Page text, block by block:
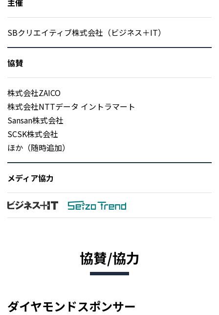
主催
SBクリエイティブ株式会社（ビジネス＋IT）
協賛
株式会社ZAICO
株式会社NTTデータ イントラマート
Sansan株式会社
SCSK株式会社
ほか（随時追加）
メディア協力
協賛/協力
ダイヤモンドスポンサー